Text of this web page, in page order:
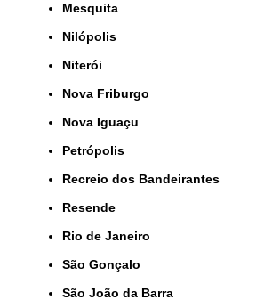
Mesquita
Nilópolis
Niterói
Nova Friburgo
Nova Iguaçu
Petrópolis
Recreio dos Bandeirantes
Resende
Rio de Janeiro
São Gonçalo
São João da Barra